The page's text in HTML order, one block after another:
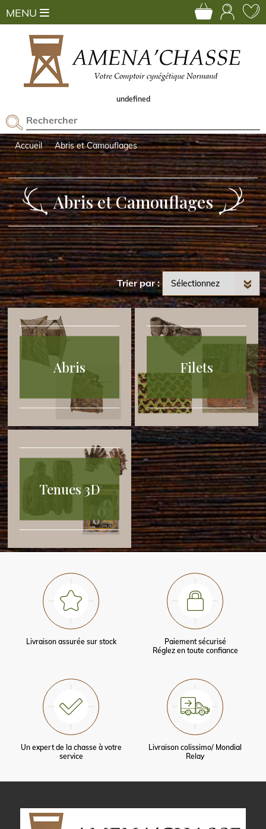
undefined
MENU
Accueil Abris et Camouflages
Abris et Camouflages
Trier par
Abris Filets
Tenues 3D
Livraison assurée sur stock
Paiement sécurisé
Réglez en toute confiance
Un expert de la chasse à votre
service
Livraison colissimo/ Mondial
Relay